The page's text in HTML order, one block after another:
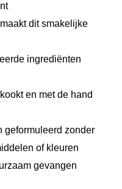
dit smakelijke
ingrediënten
en met de hand
geformuleerd zonder
of kleuren
gevangen